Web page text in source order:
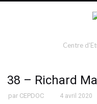
Centre
38 – Richard
par CEPDOC 4 avril 2020